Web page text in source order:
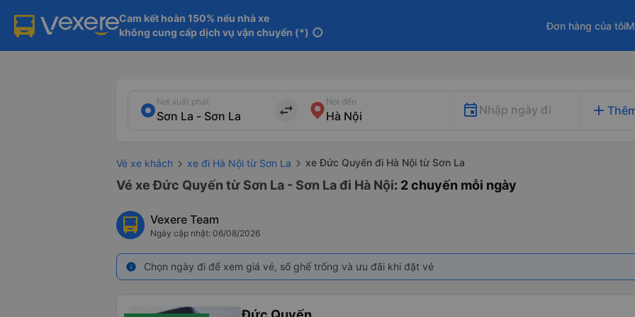
Cam kết hoàn 150% nếu nhà xe
không cung cấp dịch vụ vận chuyển (*) info
Đơn hàng của tôi
Nơi xuất phát
import_export
Nơi đến
Nhập ngày đi add
Vé xe khách xe đi Hà Nội từ Sơn La xe Đức Quyến đi Hà Nội từ Sơn La
Vé xe Đức Quyến từ Sơn La - Sơn La đi Hà Nội: 2 chuyến mỗi ngày
Vexere Team
Ngày cập nhật: 06/08/2026
info Chọn ngày đi để xem giá vé, số ghế trống và ưu đãi khi đặt vé